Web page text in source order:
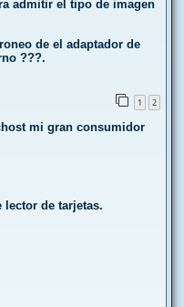
admitir el tipo de imagen
de el adaptador de
???.
1 2
mi gran consumidor
de tarjetas.